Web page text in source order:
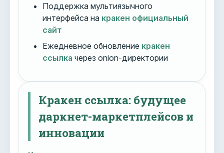
Поддержка мультиязычного
интерфейса на кракен официальный
сайт
Ежедневное обновление кракен
ссылка через onion-директории
Кракен ссылка: будущее
даркнет-маркетплейсов и
инновации